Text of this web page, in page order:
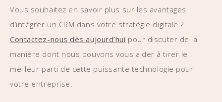
Vous souhaitez en savoir plus sur les avantages
d’intégrer un CRM dans votre stratégie digitale ?
Contactez-nous dès aujourd’hui pour discuter de la
manière dont nous pouvons vous aider à tirer le
meilleur parti de cette puissante technologie pour
votre entreprise.